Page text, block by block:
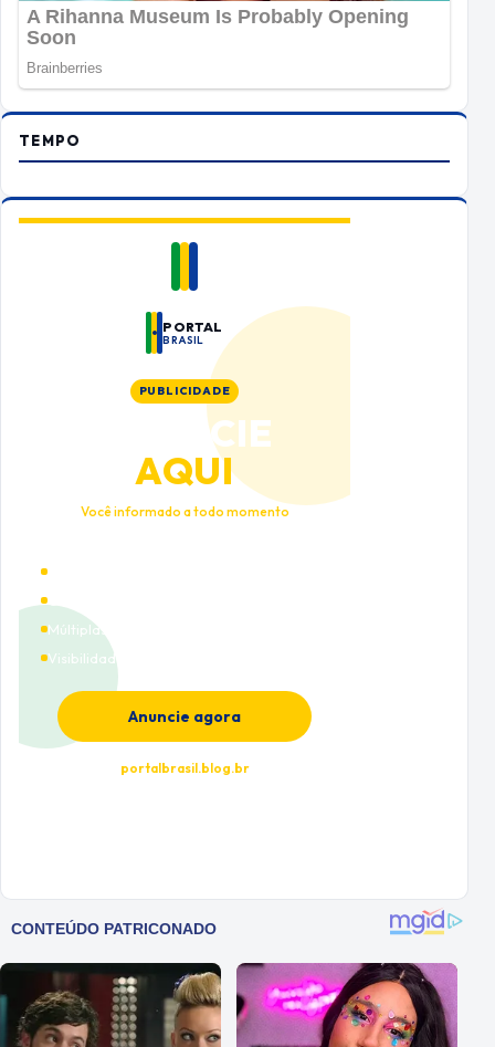
TEMPO
PORTAL
BRASIL
PUBLICIDADE
ANUNCIE
AQUI
Você informado a todo momento
Múltiplas categorias
Visibilidade premium
Anuncie agora
portalbrasil.blog.br